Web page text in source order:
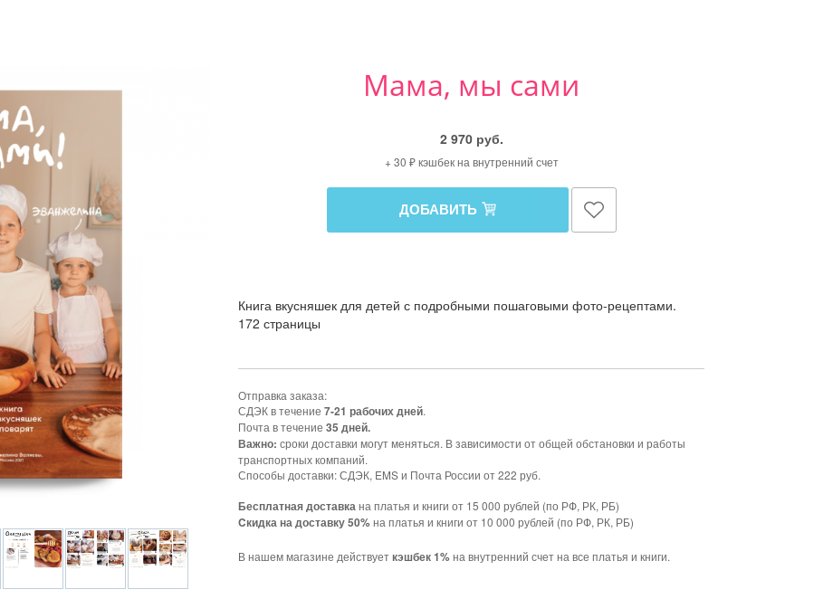
Мама, мы сами
2 970 руб.
+ 30 ₽ кэшбек на внутренний счет
ДОБАВИТЬ
Книга вкусняшек для детей с подробными пошаговыми фото-рецептами.
172 страницы
Отправка заказа:
СДЭК в течение 7-21 рабочих дней.
Почта в течение 35 дней.
Важно: сроки доставки могут меняться. В зависимости от общей обстановки и работы
транспортных компаний.
Способы доставки: СДЭК, EMS и Почта России от 222 руб.
Бесплатная доставкана платья и книги от 15 000 рублей (по РФ, РК, РБ)
Cкидка на доставку 50% на платья и книги от 10 000 рублей (по РФ, РК, РБ)
В нашем магазине действуеткэшбек 1% на внутренний счет на все платья и книги.